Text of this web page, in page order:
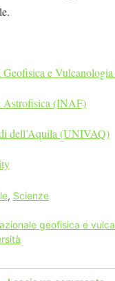
Geofisica e
Astrofisica (INAF)
dell’Aquila (UNIVAQ)
, Scienze
geofisica e